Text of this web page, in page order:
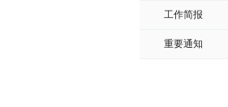
工作简报
重要通知